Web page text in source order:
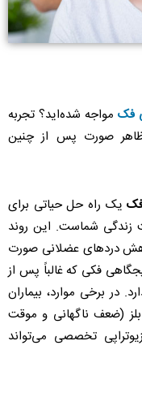
فکمواجه شده‌اید؟ تجربه
صورت پس از چنین
یک راه حل حیاتی برای
زندگی شماست. این روند
دردهای عضلانی صورت
فکی که غالباً پس از
در برخی موارد، بیماران
(ضعف ناگهانی و موقت
تخصصی می‌تواند